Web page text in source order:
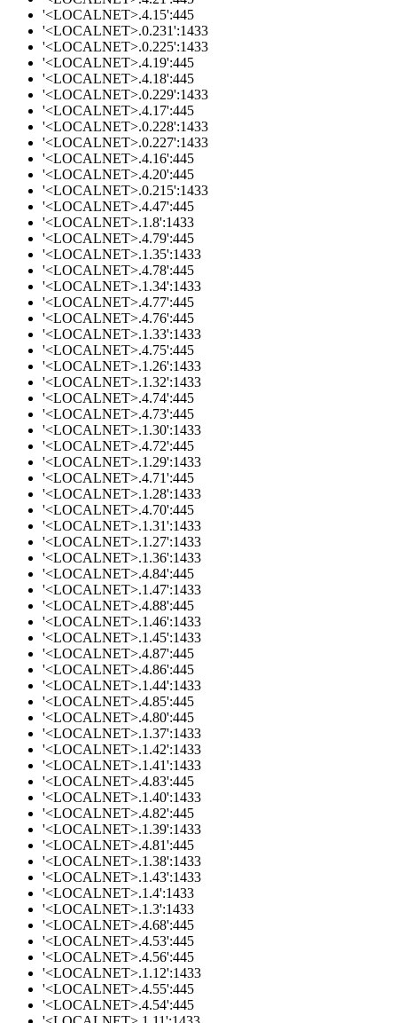
'<LOCALNET>.4.15':445
'<LOCALNET>.0.231':1433
'<LOCALNET>.0.225':1433
'<LOCALNET>.4.19':445
'<LOCALNET>.4.18':445
'<LOCALNET>.0.229':1433
'<LOCALNET>.4.17':445
'<LOCALNET>.0.228':1433
'<LOCALNET>.0.227':1433
'<LOCALNET>.4.16':445
'<LOCALNET>.4.20':445
'<LOCALNET>.0.215':1433
'<LOCALNET>.4.47':445
'<LOCALNET>.1.8':1433
'<LOCALNET>.4.79':445
'<LOCALNET>.1.35':1433
'<LOCALNET>.4.78':445
'<LOCALNET>.1.34':1433
'<LOCALNET>.4.77':445
'<LOCALNET>.4.76':445
'<LOCALNET>.1.33':1433
'<LOCALNET>.4.75':445
'<LOCALNET>.1.26':1433
'<LOCALNET>.1.32':1433
'<LOCALNET>.4.74':445
'<LOCALNET>.4.73':445
'<LOCALNET>.1.30':1433
'<LOCALNET>.4.72':445
'<LOCALNET>.1.29':1433
'<LOCALNET>.4.71':445
'<LOCALNET>.1.28':1433
'<LOCALNET>.4.70':445
'<LOCALNET>.1.31':1433
'<LOCALNET>.1.27':1433
'<LOCALNET>.1.36':1433
'<LOCALNET>.4.84':445
'<LOCALNET>.1.47':1433
'<LOCALNET>.4.88':445
'<LOCALNET>.1.46':1433
'<LOCALNET>.1.45':1433
'<LOCALNET>.4.87':445
'<LOCALNET>.4.86':445
'<LOCALNET>.1.44':1433
'<LOCALNET>.4.85':445
'<LOCALNET>.4.80':445
'<LOCALNET>.1.37':1433
'<LOCALNET>.1.42':1433
'<LOCALNET>.1.41':1433
'<LOCALNET>.4.83':445
'<LOCALNET>.1.40':1433
'<LOCALNET>.4.82':445
'<LOCALNET>.1.39':1433
'<LOCALNET>.4.81':445
'<LOCALNET>.1.38':1433
'<LOCALNET>.1.43':1433
'<LOCALNET>.1.4':1433
'<LOCALNET>.1.3':1433
'<LOCALNET>.4.68':445
'<LOCALNET>.4.53':445
'<LOCALNET>.4.56':445
'<LOCALNET>.1.12':1433
'<LOCALNET>.4.55':445
'<LOCALNET>.4.54':445